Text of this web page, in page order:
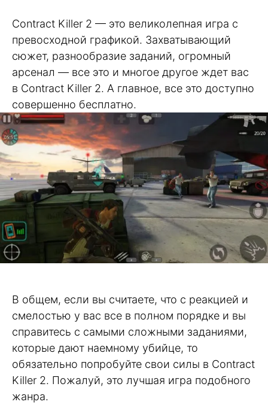
Contract Killer 2 — это великолепная игра с
превосходной графикой. Захватывающий
сюжет, разнообразие заданий, огромный
арсенал — все это и многое другое ждет вас
в Contract Killer 2. А главное, все это доступно
совершенно бесплатно.
В общем, если вы считаете, что с реакцией и
смелостью у вас все в полном порядке и вы
справитесь с самыми сложными заданиями,
которые дают наемному убийце, то
обязательно попробуйте свои силы в Contract
Killer 2. Пожалуй, это лучшая игра подобного
жанра.